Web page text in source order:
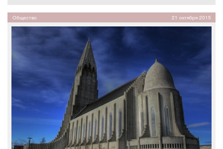
Общество 21 октября 2015